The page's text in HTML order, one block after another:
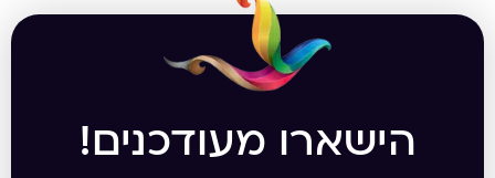
הישארו מעודכנים!